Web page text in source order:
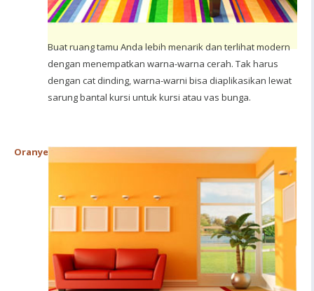
Buat ruang tamu Anda lebih menarik dan terlihat modern
dengan menempatkan warna-warna cerah. Tak harus
dengan cat dinding, warna-warni bisa diaplikasikan lewat
sarung bantal kursi untuk kursi atau vas bunga.
Oranye